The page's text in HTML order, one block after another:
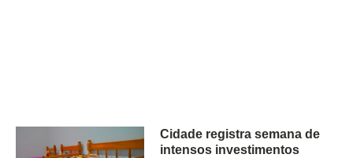
Cidade registra semana de
intensos investimentos